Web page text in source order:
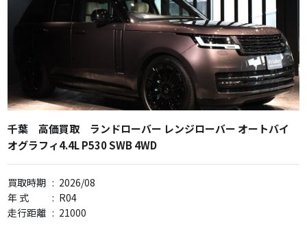
千葉 高価買取 ランドローバー レンジローバー オートバイ
オグラフィ4.4L P530 SWB 4WD
買取時期 : 2026/08
年 式
: R04
走行距離 : 21000